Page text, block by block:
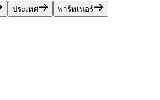
ประเทศ​​
พาร์ทเนอร์​​